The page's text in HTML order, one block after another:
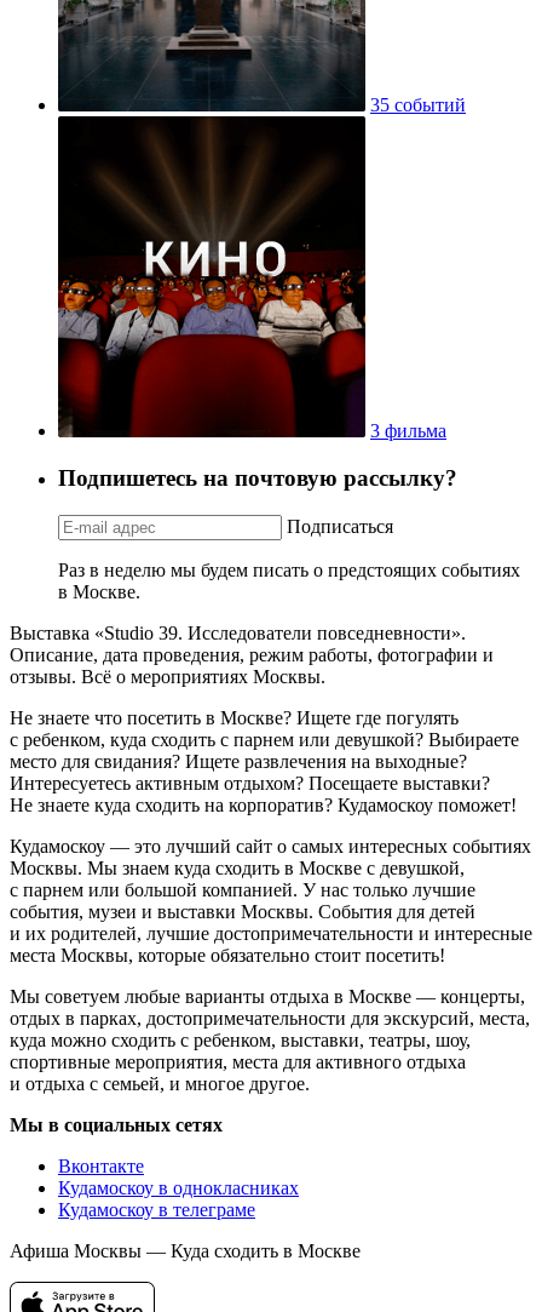
35 событий
3 фильма
Подпишетесь на почтовую рассылку?
Подписаться
Раз в неделю мы будем писать о предстоящих событиях
в Москве.
Выставка «Studio 39. Исследователи повседневности».
Описание, дата проведения, режим работы, фотографии и
отзывы. Всё о мероприятиях Москвы.
Не знаете что посетить в Москве? Ищете где погулять
с ребенком, куда сходить с парнем или девушкой? Выбираете
место для свидания? Ищете развлечения на выходные?
Интересуетесь активным отдыхом? Посещаете выставки?
Не знаете куда сходить на корпоратив? Кудамоскоу поможет!
Кудамоскоу — это лучший сайт о самых интересных событиях
Москвы. Мы знаем куда сходить в Москве с девушкой,
с парнем или большой компанией. У нас только лучшие
события, музеи и выставки Москвы. События для детей
и их родителей, лучшие достопримечательности и интересные
места Москвы, которые обязательно стоит посетить!
Мы советуем любые варианты отдыха в Москве — концерты,
отдых в парках, достопримечательности для экскурсий, места,
куда можно сходить с ребенком, выставки, театры, шоу,
спортивные мероприятия, места для активного отдыха
и отдыха с семьей, и многое другое.
Мы в социальных сетях
Вконтакте
Кудамоскоу в однокласниках
Кудамоскоу в телеграме
Афиша Москвы — Куда сходить в Москве